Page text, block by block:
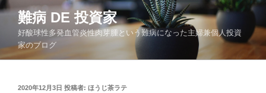
コ
ン
ツ
難病 DE 投資家
好酸球性多発血管炎性肉芽腫という難病になった主婦兼個人投資
家のブログ
投
2020年12月3日 投稿者: ほうじ茶ラテ